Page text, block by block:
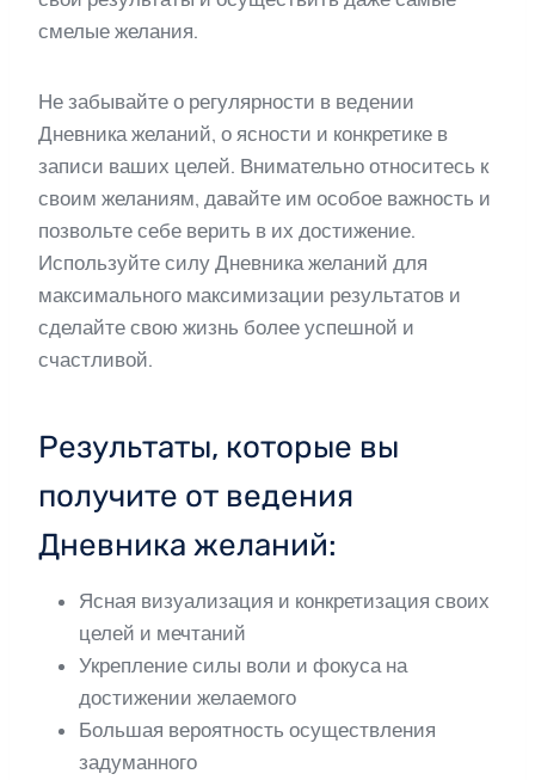
смелые желания.
Не забывайте о регулярности в ведении
Дневника желаний, о ясности и конкретике в
записи ваших целей. Внимательно относитесь к
своим желаниям, давайте им особое важность и
позвольте себе верить в их достижение.
Используйте силу Дневника желаний для
максимального максимизации результатов и
сделайте свою жизнь более успешной и
счастливой.
Результаты, которые вы
получите от ведения
Дневника желаний:
Ясная визуализация и конкретизация своих
целей и мечтаний
Укрепление силы воли и фокуса на
достижении желаемого
Большая вероятность осуществления
задуманного